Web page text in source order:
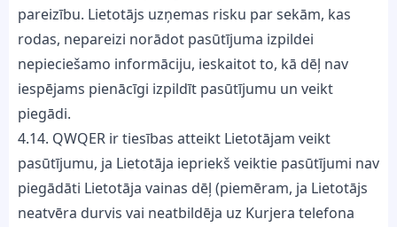
pareizību. Lietotājs uzņemas risku par sekām, kas
rodas, nepareizi norādot pasūtījuma izpildei
nepieciešamo informāciju, ieskaitot to, kā dēļ nav
iespējams pienācīgi izpildīt pasūtījumu un veikt
piegādi.
4.14. QWQER ir tiesības atteikt Lietotājam veikt
pasūtījumu, ja Lietotāja iepriekš veiktie pasūtījumi nav
piegādāti Lietotāja vainas dēļ (piemēram, ja Lietotājs
neatvēra durvis vai neatbildēja uz Kurjera telefona